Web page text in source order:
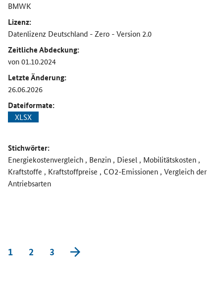
BMWK
Lizenz:
Datenlizenz Deutschland - Zero - Version 2.0
Zeitliche Abdeckung:
von 01.10.2024
Letzte Änderung:
26.06.2026
Dateiformate:
XLSX
Stichwörter:
Energiekostenvergleich , Benzin , Diesel , Mobilitätskosten ,
Kraftstoffe , Kraftstoffpreise , CO2-Emissionen , Vergleich der
Antriebsarten
1 2 3 vorwärts blättern